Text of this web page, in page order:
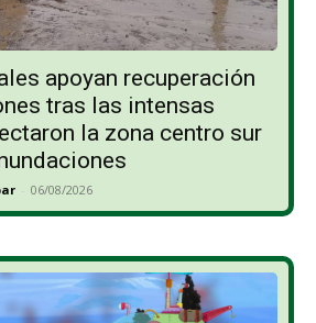
apoyan recuperación
tras las intensas
la zona centro sur
- 06/08/2026